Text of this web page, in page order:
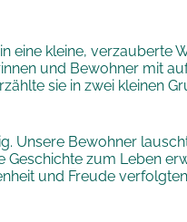
eine kleine,
und Bewohner mit
sie in zwei kleinen
Unsere Bewohner
zum Leben
und Freude